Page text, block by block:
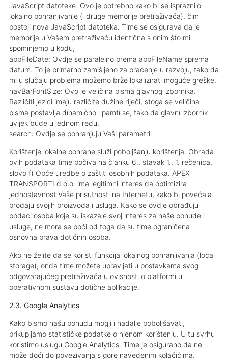
JavaScript datoteke. Ovo je potrebno kako bi se ispraznilo
lokalno pohranjivanje (i druge memorije pretraživača), čim
postoji nova JavaScript datoteka. Time se osigurava da je
memorija u Vašem pretraživaču identična s onim što mi
spominjemo u kodu,
appFileDate: Ovdje se paralelno prema appFileName sprema
datum. To je primarno zamišljeno za praćenje u razvoju, tako da
mi u slučaju problema možemo brže lokalizirati moguće greške.
navBarFontSize: Ovo je veličina pisma glavnog izbornika.
Različiti jezici imaju različite dužine riječi, stoga se veličina
pisma postavlja dinamično i pamti se, tako da glavni izbornik
uvijek bude u jednom redu.
search: Ovdje se pohranjuju Vaši parametri.
Korištenje lokalne pohrane služi poboljšanju korištenja. Obrada
ovih podataka time počiva na članku 6., stavak 1., 1. rečenica,
slovo f) Opće uredbe o zaštiti osobnih podataka. APEX
TRANSPORTI d.o.o. ima legitimni interes da optimizira
jednostavnost Vaše prisutnosti na Internetu, kako bi povećala
prodaju svojih proizvoda i usluga. Kako se ovdje obrađuju
podaci osoba koje su iskazale svoj interes za naše ponude i
usluge, ne mora se poći od toga da su time ograničena
osnovna prava dotičnih osoba.
Ako ne želite da se koristi funkcija lokalnog pohranjivanja (local
storage), onda time možete upravljati u postavkama svog
odgovarajućeg pretraživača u ovisnosti o platformi u
operativnom sustavu dotične aplikacije.
2.3. Google Analytics
Kako bismo našu ponudu mogli i nadalje poboljšavati,
prikupljamo statističke podatke o njenom korištenju. U tu svrhu
koristimo uslugu Google Analytics. Time je osigurano da ne
može doći do povezivanja s gore navedenim kolačićima.